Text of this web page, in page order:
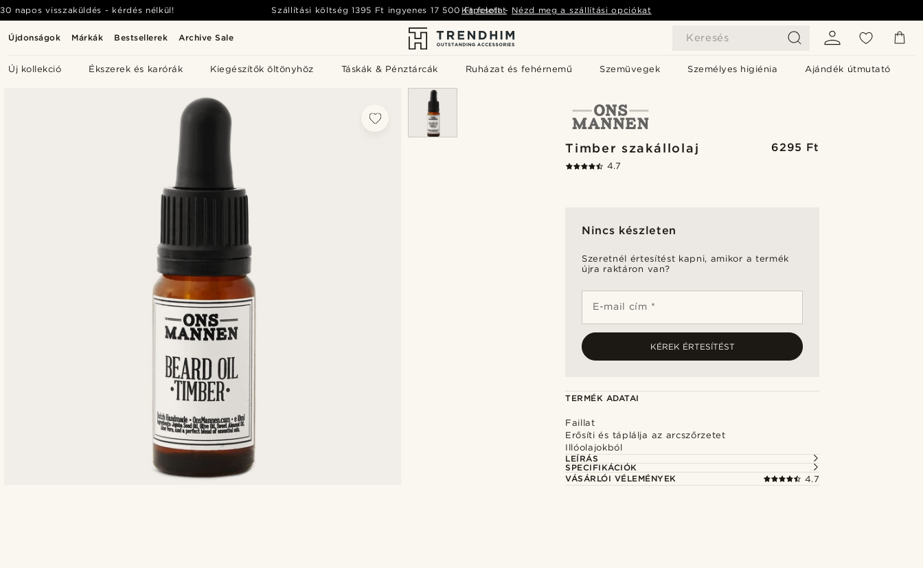
Újdonságok Márkák Bestsellerek Archive Sale Keresés
Új kollekció Ékszerek és karórák Kiegészítők öltönyhöz Táskák & Pénztárcák Ruházat és fehérnemű Szemüvegek Személyes higiénia Ajándék útmutató
30 napos visszaküldés - kérdés nélkül! Szállítási költség1395 Ft ingyenes 17 500 Ft felett- Nézd meg a szállítási opciókat
Kapcsolat
Timber szakállolaj 6295 Ft
4.7
Nincs készleten
Szeretnél értesítést kapni, amikor a termék
újra raktáron van?
E-mail cím *
KÉREK ÉRTESÍTÉST
TERMÉK ADATAI
Faillat
Erősíti és táplálja az arcszőrzetet
Illóolajokból
LEÍRÁS
SPECIFIKÁCIÓK
VÁSÁRLÓI VÉLEMÉNYEK
4.7